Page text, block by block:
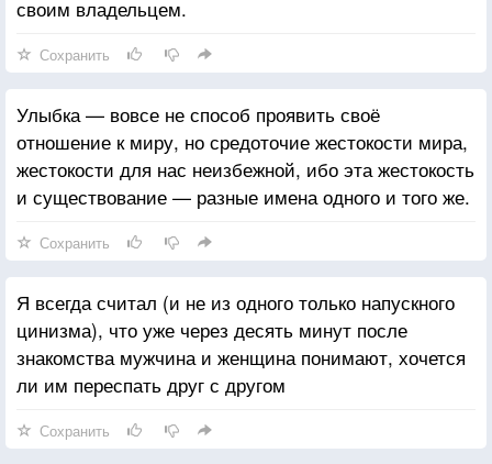
своим владельцем.
Сохранить
Улыбка — вовсе не способ проявить своё
отношение к миру, но средоточие жестокости мира,
жестокости для нас неизбежной, ибо эта жестокость
и существование — разные имена одного и того же.
Сохранить
Я всегда считал (и не из одного только напускного
цинизма), что уже через десять минут после
знакомства мужчина и женщина понимают, хочется
ли им переспать друг с другом
Сохранить